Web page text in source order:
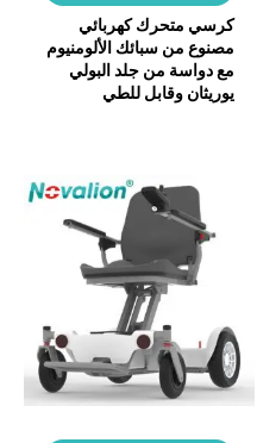
كرسي متحرك كهربائي
مصنوع من سبائك الألومنيوم
مع دواسة من جلد البولي
يوريثان وقابل للطي